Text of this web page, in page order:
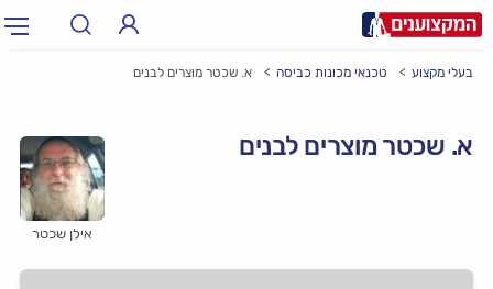
בעלי מקצוע טכנאי מכונות כביסה א. שכטר מוצרים לבנים
אילן שכטר
א. שכטר מוצרים לבנים